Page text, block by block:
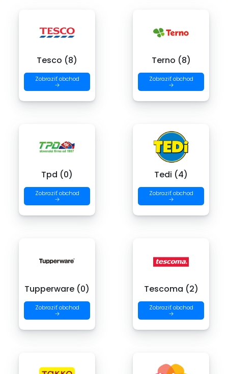
Tesco (8)
Zobraziť obchod
→
Terno (8)
Zobraziť obchod
→
Tpd (0)
Zobraziť obchod
→
Tedi (4)
Zobraziť obchod
→
Tupperware (0)
Zobraziť obchod
→
Tescoma (2)
Zobraziť obchod
→